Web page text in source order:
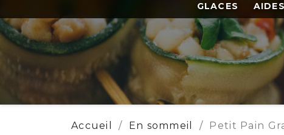
GLACES
Accueil En sommeil Petit Pain